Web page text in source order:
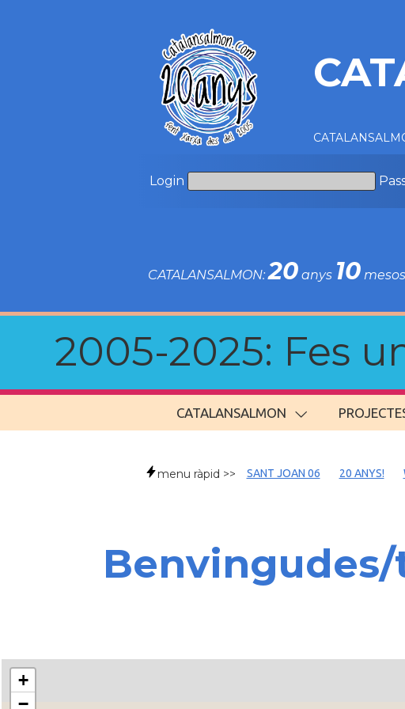
Login
CATALANSALMON:20 anys 10
2005-2025: Fes
CATALANSALMON
menu ràpid >> SANT JOAN 06 20 ANYS!
Benvingudes/
+
−